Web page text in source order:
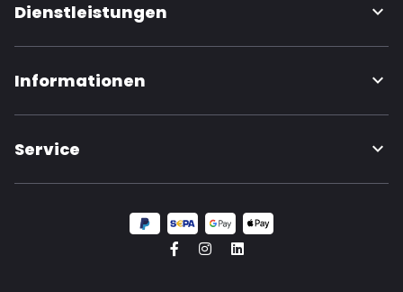
Dienstleistungen
Informationen
Service